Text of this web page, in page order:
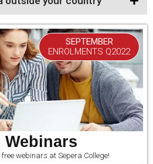
SEPTEMBER
ENROLMENTS Q2022
Webinars
webinars at Sepera College!